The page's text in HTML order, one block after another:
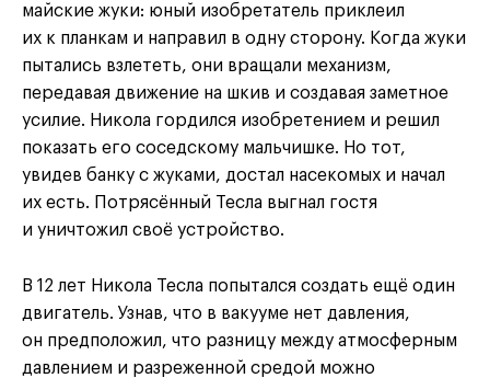
майские жуки: юный изобретатель приклеил
их к планкам и направил в одну сторону. Когда жуки
пытались взлететь, они вращали механизм,
передавая движение на шкив и создавая заметное
усилие. Никола гордился изобретением и решил
показать его соседскому мальчишке. Но тот,
увидев банку с жуками, достал насекомых и начал
их есть. Потрясённый Тесла выгнал гостя
и уничтожил своё устройство.
В 12 лет Никола Тесла попытался создать ещё один
двигатель. Узнав, что в вакууме нет давления,
он предположил, что разницу между атмосферным
давлением и разреженной средой можно